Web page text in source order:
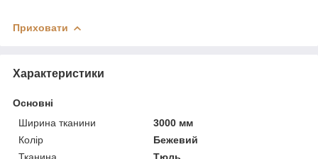
Приховати
Характеристики
Основні
Ширина тканини
3000 мм
Колір
Бежевий